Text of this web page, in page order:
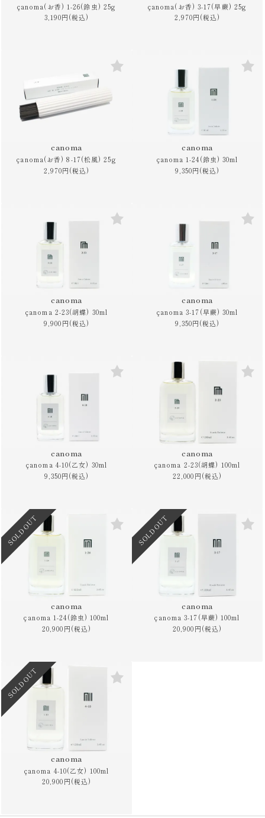
çanoma(お香) 1-26(鈴虫) 25g
3,190円(税込)
çanoma(お香) 3-17(早蕨) 25g
2,970円(税込)
canoma
çanoma(お香) 8-17(松風) 25g
2,970円(税込)
canoma
çanoma 1-24(鈴虫) 30ml
9,350円(税込)
canoma
çanoma 2-23(胡蝶) 30ml
9,900円(税込)
canoma
çanoma 3-17(早蕨) 30ml
9,350円(税込)
canoma
çanoma 4-10(乙女) 30ml
9,350円(税込)
canoma
çanoma 2-23(胡蝶) 100ml
22,000円(税込)
canoma
çanoma 1-24(鈴虫) 100ml
20,900円(税込)
SOLD OUT
canoma
çanoma 3-17(早蕨) 100ml
20,900円(税込)
SOLD OUT
canoma
çanoma 4-10(乙女) 100ml
20,900円(税込)
SOLD OUT